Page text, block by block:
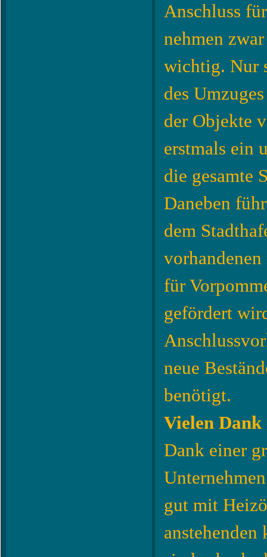
Anschluss
nehmen
wichtig. Nur
des
der Objekte
erstmals ein
die gesamte
Daneben
dem
für
gefördert
neue
benötigt.
Vielen Dank
Dank einer
gut mit